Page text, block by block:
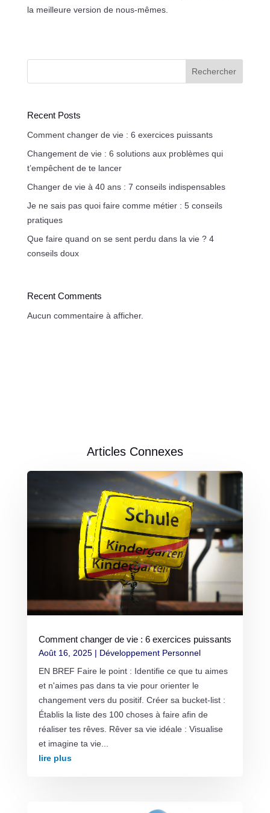
la meilleure version de nous-mêmes.
Rechercher
Recent Posts
Comment changer de vie : 6 exercices puissants
Changement de vie : 6 solutions aux problèmes qui
t’empêchent de te lancer
Changer de vie à 40 ans : 7 conseils indispensables
Je ne sais pas quoi faire comme métier : 5 conseils
pratiques
Que faire quand on se sent perdu dans la vie ? 4
conseils doux
Recent Comments
Aucun commentaire à afficher.
Articles Connexes
Comment changer de vie : 6 exercices puissants
Août 16, 2025| Développement Personnel
EN BREF Faire le point : Identifie ce que tu aimes
et n'aimes pas dans ta vie pour orienter le
changement vers du positif. Créer sa bucket-list :
Établis la liste des 100 choses à faire afin de
réaliser tes rêves. Rêver sa vie idéale : Visualise
et imagine ta vie...
lire plus